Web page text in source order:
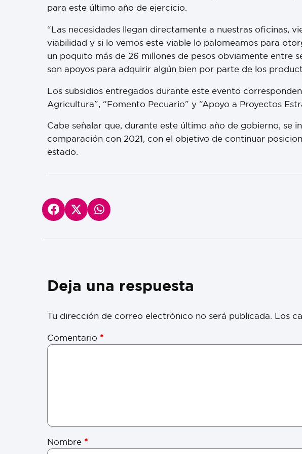
para este último año de ejercicio.
“Las necesidades llegan directamente a nuestras oficinas,
viabilidad y si lo vemos este viable lo palomeamos para
un poquito más de 26 millones de pesos obviamente entre
son apoyos para adquirir algún bien por parte de los
Los subsidios entregados durante este evento
Agricultura”, “Fomento Pecuario” y “Apoyo a Proyectos
Cabe señalar que, durante este último año de gobierno, se
comparación con 2021, con el objetivo de continuar
estado.
Deja una respuesta
Tu dirección de correo electrónico no será publicada. Los
Comentario *
Nombre *